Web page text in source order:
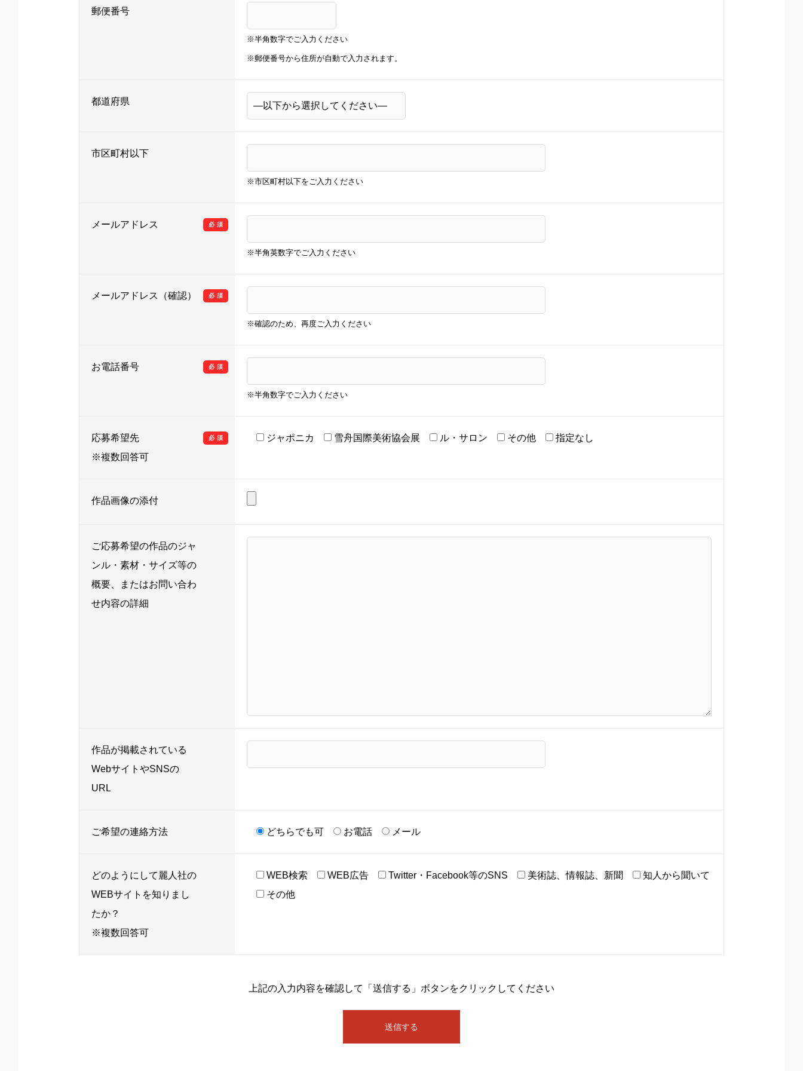
郵便番号
※半角数字でご入力ください
※郵便番号から住所が自動で入力されます。
都道府県
市区町村以下
※市区町村以下をご入力ください
メールアドレス 必須
※半角英数字でご入力ください
メールアドレス（確認） 必須
※確認のため、再度ご入力ください
お電話番号 必須
※半角数字でご入力ください
応募希望先 必須
※複数回答可
ジャポニカ 雪舟国際美術協会展 ル・サロン その他 指定なし
作品画像の添付
ご応募希望の作品のジャ
ンル・素材・サイズ等の
概要、またはお問い合わ
せ内容の詳細
作品が掲載されている
WebサイトやSNSの
URL
ご希望の連絡方法 どちらでも可 お電話 メール
どのようにして麗人社の
WEBサイトを知りまし
たか？
※複数回答可
WEB検索 WEB広告 Twitter・Facebook等のSNS 美術誌、情報誌、新聞
知人から聞いて
その他
上記の入力内容を確認して「送信する」ボタンをクリックしてください